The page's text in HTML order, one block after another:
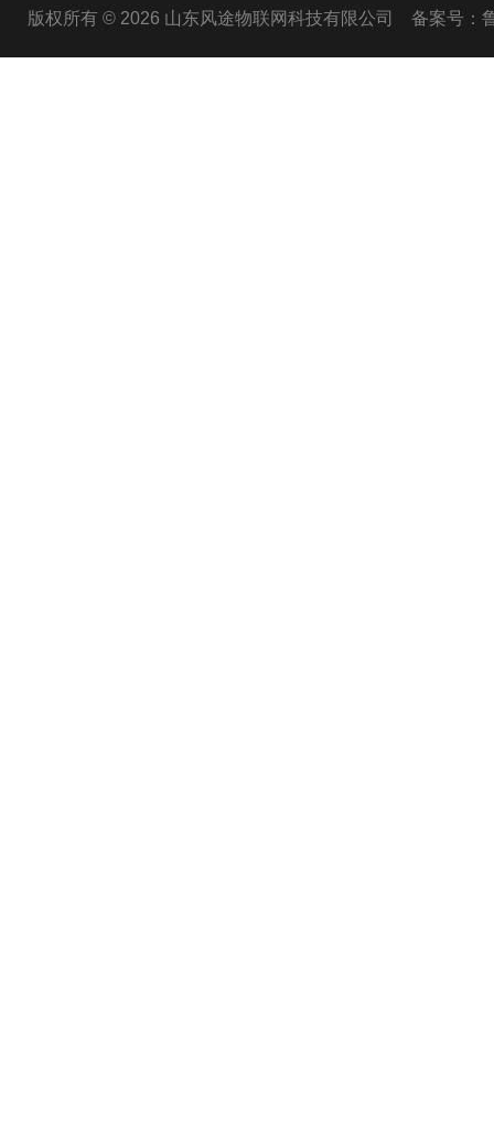
版权所有 © 2026 山东风途物联网科技有限公司 备案号：